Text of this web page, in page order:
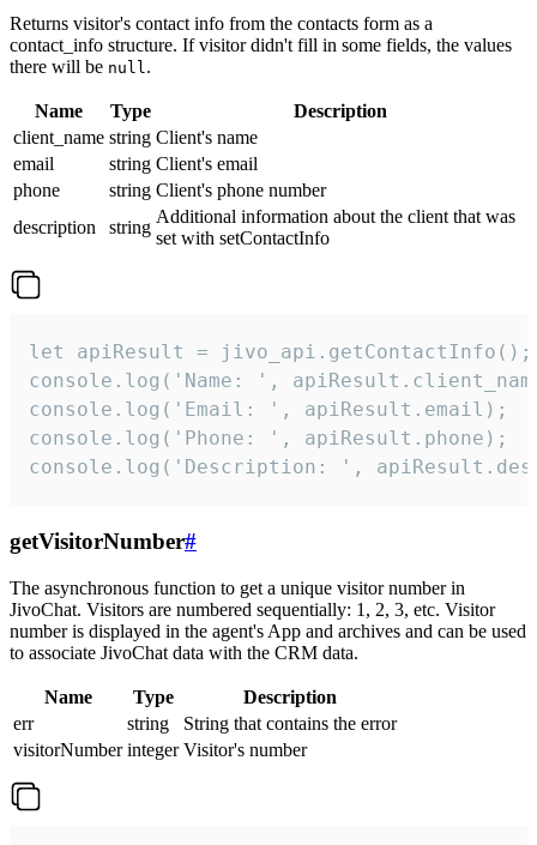
Returns visitor's contact info from the contacts form as a
contact_info structure. If visitor didn't fill in some fields, the values
there will be null.
Name Type
Description
client_name string Client's name
email
string Client's email
phone
string Client's phone number
description
string
Additional information about the client that was
set with setContactInfo
let apiResult = jivo_api.getContactInfo();
console.log('Name: ',
console.log('Email: ', apiResult.email);
console.log('Phone: ', apiResult.phone);
console.log('Description: ',
getVisitorNumber#
The asynchronous function to get a unique visitor number in
JivoChat. Visitors are numbered sequentially: 1, 2, 3, etc. Visitor
number is displayed in the agent's App and archives and can be used
to associate JivoChat data with the CRM data.
Name Type
Description
err
string
String that contains the error
visitorNumber integer Visitor's number